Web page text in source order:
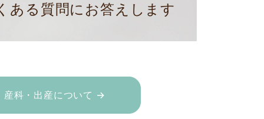
ある質問にお答えします
産科・出産について →